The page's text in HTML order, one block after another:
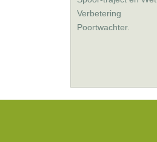
Verbetering
Poortwachter.